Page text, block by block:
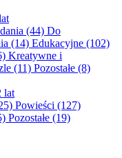
(44) Do
(14) Edukacyjne (102)
Kreatywne i
(11) Pozostałe (8)
lat
Powieści (127)
Pozostałe (19)